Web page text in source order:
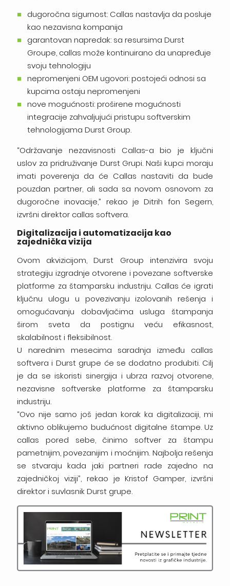
dugoročna sigurnost: Callas nastavlja da posluje
kao nezavisna kompanija
garantovan napredak: sa resursima Durst
Groupe, callas može kontinuirano da unapređuje
svoju tehnologiju
nepromenjeni OEM ugovori: postojeći odnosi sa
kupcima ostaju nepromenjeni
nove mogućnosti: proširene mogućnosti
integracije zahvaljujući pristupu softverskim
tehnologijama Durst Group.
“Održavanje nezavisnosti Callas-a bio je ključni
uslov za pridruživanje Durst Grupi. Naši kupci moraju
imati poverenja da će Callas nastaviti da bude
pouzdan partner, ali sada sa novom osnovom za
dugoročne inovacije,” rekao je Ditrih fon Segern,
izvršni direktor callas softvera.
Digitalizacija i automatizacija kao
zajednička vizija
Ovom akvizicijom, Durst Group intenzivira svoju
strategiju izgradnje otvorene i povezane softverske
platforme za štamparsku industriju. Callas će igrati
ključnu ulogu u povezivanju izolovanih rešenja i
omogućavanju dobavljačima usluga štampanja
širom sveta da postignu veću efikasnost,
skalabilnost i fleksibilnost.
U narednim mesecima saradnja između callas
softvera i Durst grupe će se dodatno produbiti. Cilj
je da se iskoristi sinergija i ubrza razvoj otvorene,
nezavisne softverske platforme za štamparsku
industriju.
“Ovo nije samo još jedan korak ka digitalizaciji, mi
aktivno oblikujemo budućnost digitalne štampe. Uz
callas pored sebe, činimo softver za štampu
pametnijim, povezanijim i moćnijim. Najbolja rešenja
se stvaraju kada jaki partneri rade zajedno na
zajedničkoj viziji”, rekao je Kristof Gamper, izvršni
direktor i suvlasnik Durst grupe.